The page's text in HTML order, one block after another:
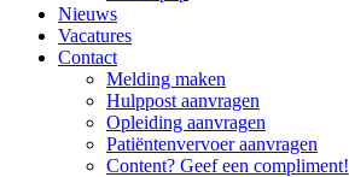
Nieuws
Vacatures
Contact
Melding maken
Hulppost aanvragen
Opleiding aanvragen
Patiëntenvervoer aanvragen
Content? Geef een compliment!